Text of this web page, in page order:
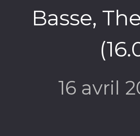
Basse,
16 avril